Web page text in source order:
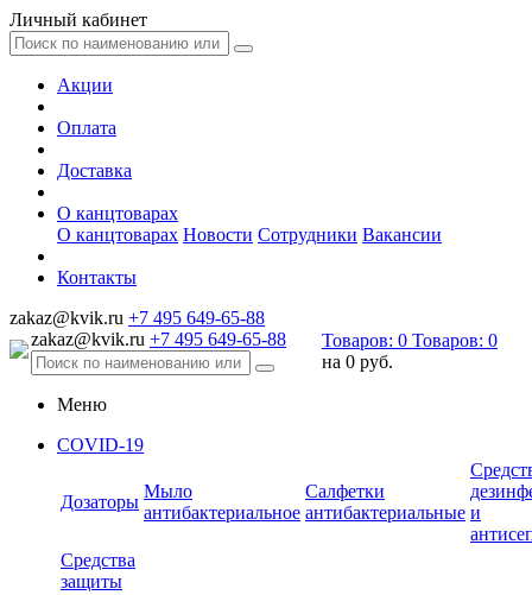
Личный кабинет
Акции
Оплата
Доставка
О канцтоварах
О канцтоварах Новости Сотрудники Вакансии
Контакты
zakaz@kvik.ru +7 495 649-65-88
zakaz@kvik.ru +7 495 649-65-88 Товаров: 0 Товаров: 0
на 0 руб.
Меню
COVID-19
Дозаторы
Мыло
антибактериальное
Салфетки
антибактериальные и
Средства
защиты